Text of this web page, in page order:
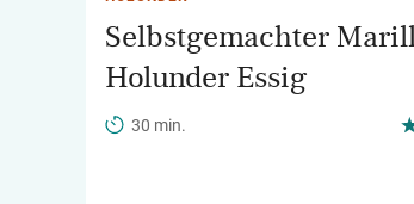
Selbstgemachter
Holunder Essig
30 min.